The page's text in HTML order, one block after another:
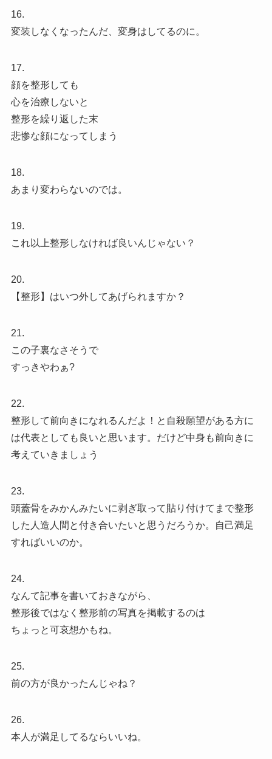
16.
変装しなくなったんだ、変身はしてるのに。
17.
顔を整形しても
心を治療しないと
整形を繰り返した末
悲惨な顔になってしまう
18.
あまり変わらないのでは。
19.
これ以上整形しなければ良いんじゃない？
20.
【整形】はいつ外してあげられますか？
21.
この子裏なさそうで
すっきやわぁ?
22.
整形して前向きになれるんだよ！と自殺願望がある方に
は代表としても良いと思います。だけど中身も前向きに
考えていきましょう
23.
頭蓋骨をみかんみたいに剥ぎ取って貼り付けてまで整形
した人造人間と付き合いたいと思うだろうか。自己満足
すればいいのか。
24.
なんて記事を書いておきながら、
整形後ではなく整形前の写真を掲載するのは
ちょっと可哀想かもね。
25.
前の方が良かったんじゃね？
26.
本人が満足してるならいいね。